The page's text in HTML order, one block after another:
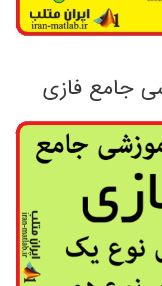
جامع فازی